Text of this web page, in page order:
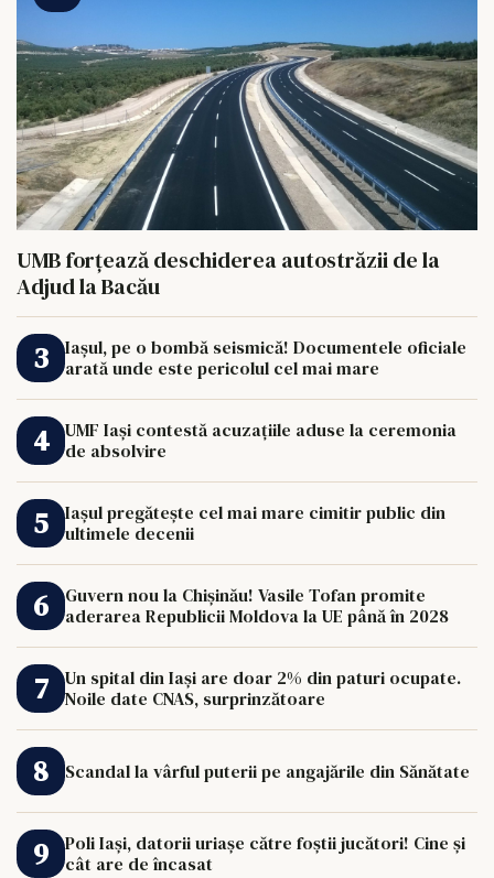
UMB forțează deschiderea autostrăzii de la
Adjud la Bacău
Iașul, pe o bombă seismică! Documentele oficiale
arată unde este pericolul cel mai mare
UMF Iași contestă acuzațiile aduse la ceremonia
de absolvire
Iașul pregătește cel mai mare cimitir public din
ultimele decenii
Guvern nou la Chișinău! Vasile Tofan promite
aderarea Republicii Moldova la UE până în 2028
Un spital din Iași are doar 2% din paturi ocupate.
Noile date CNAS, surprinzătoare
Scandal la vârful puterii pe angajările din Sănătate
Poli Iași, datorii uriașe către foștii jucători! Cine și
cât are de încasat